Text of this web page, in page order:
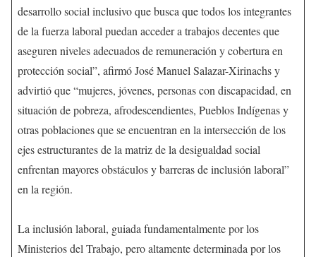
desarrollo social inclusivo que busca que todos los integrantes
de la fuerza laboral puedan acceder a trabajos decentes que
aseguren niveles adecuados de remuneración y cobertura en
protección social”, afirmó José Manuel Salazar-Xirinachs y
advirtió que “mujeres, jóvenes, personas con discapacidad, en
situación de pobreza, afrodescendientes, Pueblos Indígenas y
otras poblaciones que se encuentran en la intersección de los
ejes estructurantes de la matriz de la desigualdad social
enfrentan mayores obstáculos y barreras de inclusión laboral”
en la región.
La inclusión laboral, guiada fundamentalmente por los
Ministerios del Trabajo, pero altamente determinada por los